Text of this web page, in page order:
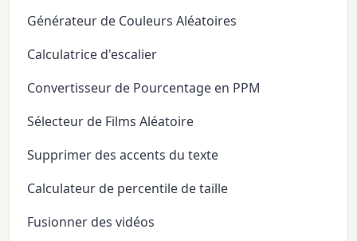
Générateur de Couleurs Aléatoires
Calculatrice d'escalier
Convertisseur de Pourcentage en PPM
Sélecteur de Films Aléatoire
Supprimer des accents du texte
Calculateur de percentile de taille
Fusionner des vidéos